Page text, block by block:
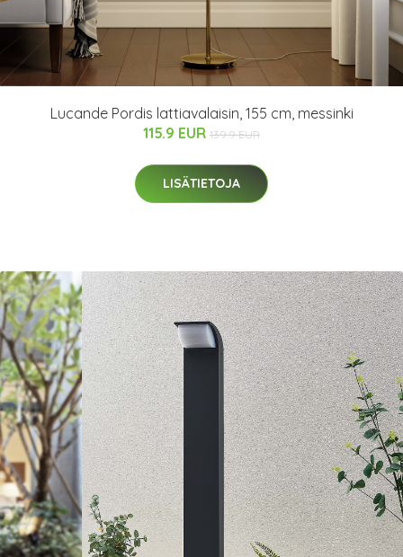
Lucande Pordis lattiavalaisin, 155 cm, messinki
115.9 EUR 139.9 EUR
LISÄTIETOJA